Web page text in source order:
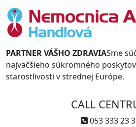
PARTNER VÁŠHO ZDRAVIASme
najväčšieho súkromného
starostlivosti v strednej Európe.
CALL
053 333 23